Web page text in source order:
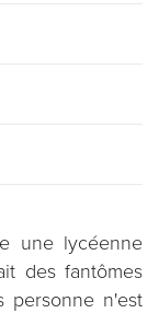
une lycéenne
des fantômes
personne n'est